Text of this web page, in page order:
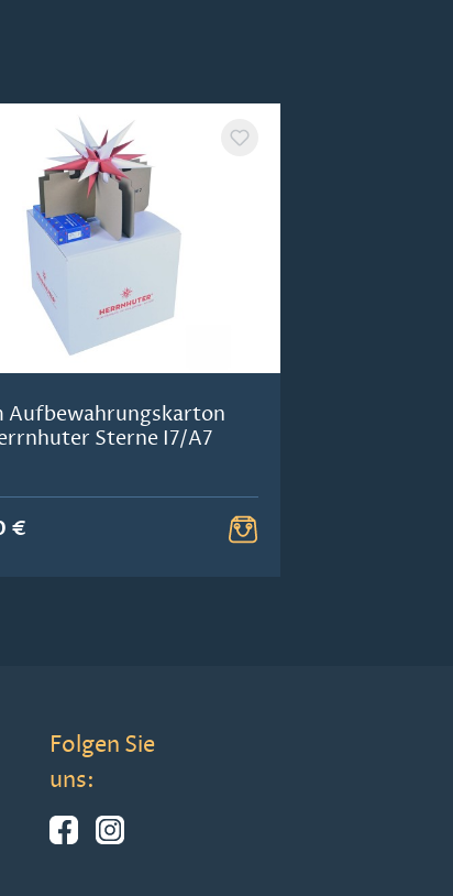
Aufbewahrungskarton
Sterne I7/A7
€
Folgen Sie
uns: